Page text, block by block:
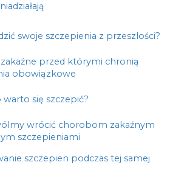
swoje szczepienia z przeszlości?
przed którymi chronią
obowiązkowe
warto się szczepić?
wrócić chorobom zakaźnym
szczepieniami
szczepien podczas tej samej